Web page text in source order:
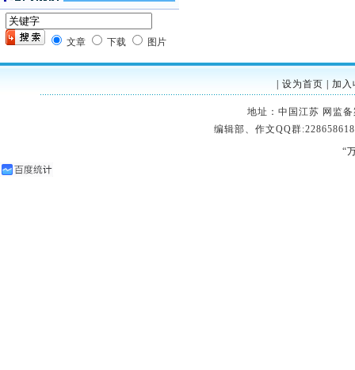
文章 下载 图片
设为首页 加入
地址：中国江苏 网监
编辑部、作文QQ群
“